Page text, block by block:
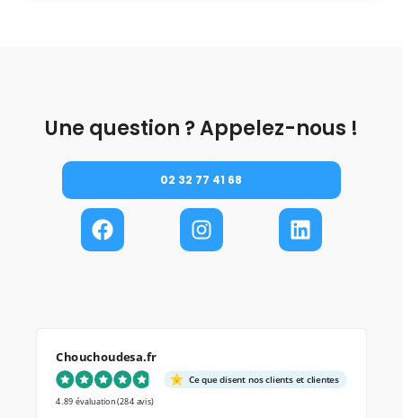
Une question ? Appelez-nous !
02 32 77 41 68
Chouchoudesa.fr
Ce que disent nos clients et clientes
4.89 évaluation(284 avis)